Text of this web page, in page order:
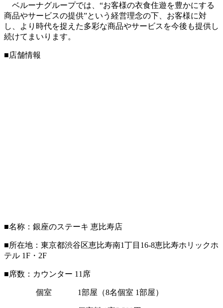
ベルーナグループでは、“お客様の衣食住遊を豊かにする
商品やサービスの提供”という経営理念の下、お客様に対
し、より時代を捉えた多彩な商品やサービスを今後も提供し
続けてまいります。
■店舗情報
■名称：銀座のステーキ 恵比寿店
■所在地：東京都渋谷区恵比寿南1丁目16-8恵比寿ホリックホ
テル 1F・2F
■席数：カウンター 11席
個室 1部屋（8名個室 1部屋）